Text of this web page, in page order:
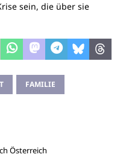
sein, die über sie
FAMILIE
Österreich